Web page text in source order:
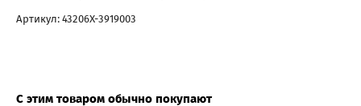
Артикул: 43206Х-3919003
С этим товаром обычно покупают